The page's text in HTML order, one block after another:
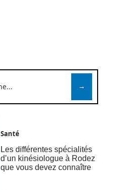
Santé
Les différentes spécialités
d’un kinésiologue à Rodez
que vous devez connaître